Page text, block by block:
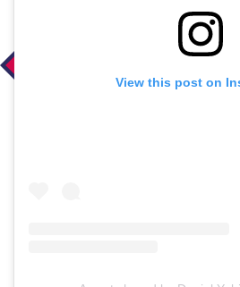
View this post on